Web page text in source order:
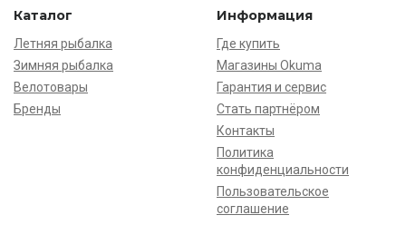
Каталог
Летняя рыбалка
Зимняя рыбалка
Велотовары
Бренды
Информация
Где купить
Магазины Okuma
Гарантия и сервис
Стать партнёром
Контакты
Политика
конфиденциальности
Пользовательское
соглашение